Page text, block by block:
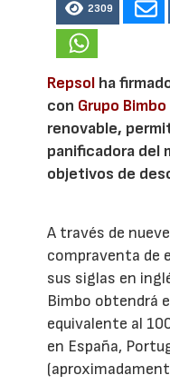
2309
Repsol ha
con Grupo Bimbo
renovable,
panificadora del
objetivos de
A través de
compraventa de
sus siglas en
Bimbo obtendrá
equivalente al
en España,